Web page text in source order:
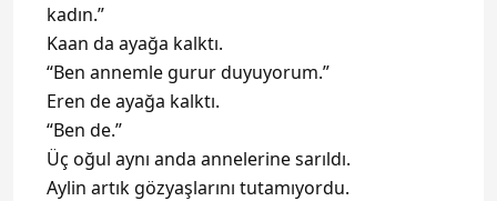
kadın.”
Kaan da ayağa kalktı.
“Ben annemle gurur duyuyorum.”
Eren de ayağa kalktı.
“Ben de.”
Üç oğul aynı anda annelerine sarıldı.
Aylin artık gözyaşlarını tutamıyordu.